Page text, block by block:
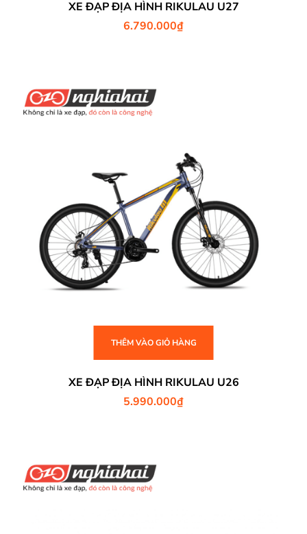
XE ĐẠP ĐỊA HÌNH RIKULAU U27
6.790.000₫
THÊM VÀO GIỎ HÀNG
XE ĐẠP ĐỊA HÌNH RIKULAU U26
5.990.000₫